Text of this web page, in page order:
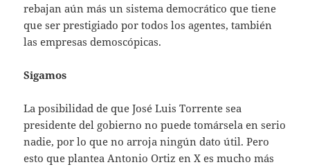
rebajan aún más un sistema democrático que tiene
que ser prestigiado por todos los agentes, también
las empresas demoscópicas.
Sigamos
La posibilidad de que José Luis Torrente sea
presidente del gobierno no puede tomársela en serio
nadie, por lo que no arroja ningún dato útil. Pero
esto que plantea Antonio Ortiz en X es mucho más